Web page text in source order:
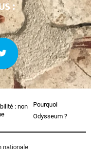
:
: non
Pourquoi
Odysseum ?
nationale